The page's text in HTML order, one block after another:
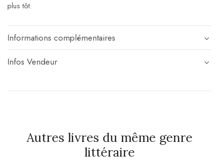
plus tôt.
Informations complémentaires
Infos Vendeur
Autres livres du même genre
littéraire